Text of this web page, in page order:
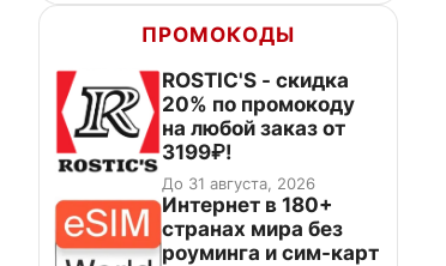
ПРОМОКОДЫ
ROSTIC'S - скидка
20% по промокоду
на любой заказ от
3199₽!
До 31 августа, 2026
Интернет в 180+
странах мира без
роуминга и сим-карт